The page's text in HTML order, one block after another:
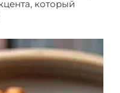
который